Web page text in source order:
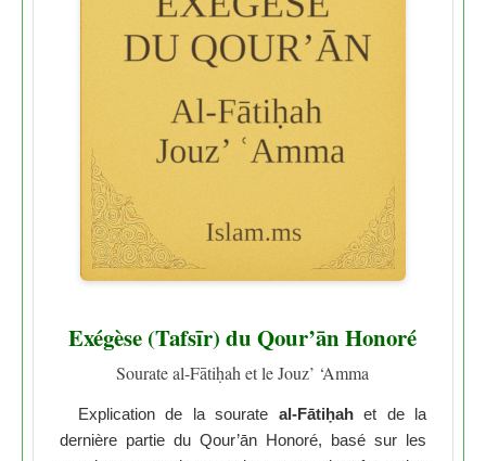
Exégèse (Tafsīr) du Qour’ān Honoré
Sourate al-Fātiḥah et le Jouz’ ‘Amma
Explication de la sourate al-Fātiḥahet de la
dernière partie du Qour’ān Honoré, basé sur les